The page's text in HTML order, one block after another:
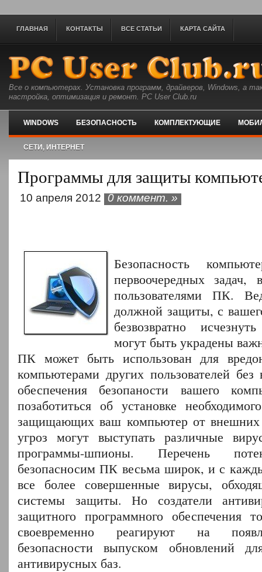
ГЛАВНАЯ КОНТАКТЫ ВСЕ СТАТЬИ КАРТА САЙТА
Все о компьютерах. Установка программ, драйверов, Windows, а
настройка, оптимизация и ремонт. PC User Club.ru
WINDOWS БЕЗОПАСНОСТЬ КОМПЛЕКТУЮЩИЕ
СЕТИ, ИНТЕРНЕТ
Программы для защиты
10 апреля 2012 0 коммент. »
Безопасность
первоочередных задач,
пользователями ПК.
должной защиты, с
безвозвратно
могут быть украдены
ПК может быть использован для
компьютерами других пользователей
обеспечения безопаности вашего
позаботиться об установке
защищающих ваш компьютер от внешних
угроз могут выступать различные
программы-шпионы. Перечень
безопасносим ПК весьма широк, и с
все более совершенные вирусы,
системы защиты. Но создатели
защитного программного обеспечения
своевременно реагируют на
безопасности выпуском обновлений
антивирусных баз.